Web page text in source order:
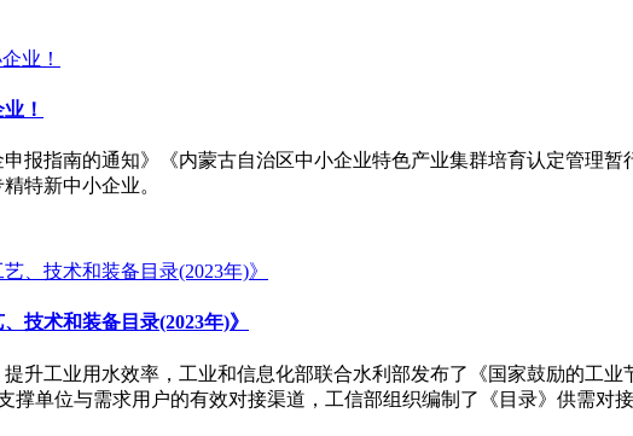
！
报指南的通知》《内蒙古自治区中小企业特色产业集群培育认定管理
特新中小企业。
技术和装备目录(2023年)》
升工业用水效率，工业和信息化部联合水利部发布了《国家鼓励的工业
撑单位与需求用户的有效对接渠道，工信部组织编制了《目录》供需对